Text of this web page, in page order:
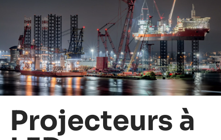
Projecteurs à